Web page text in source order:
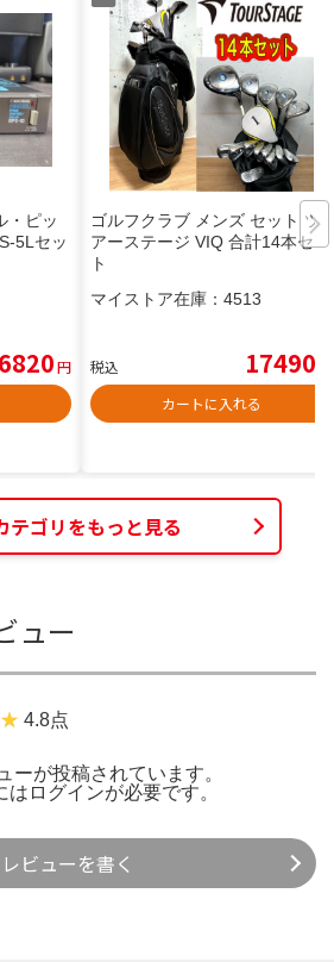
・ピッ
5Lセッ
円
ゴルフクラブ メンズ セット ツ
アーステージ VIQ 合計14本セッ
ト
マイストア在庫： 4513
税込 17490
カートに入れる
テゴリをもっと見る
ュー
4.8点
ーが投稿されています。
は ログインが必要です。
レビューを書く